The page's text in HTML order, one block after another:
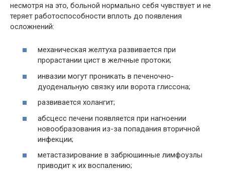
несмотря на это, больной нормально себя чувствует и не
теряет работоспособности вплоть до появления
осложнений:
механическая желтуха развивается при
прорастании цист в желчные протоки;
инвазии могут проникать в печеночно-
дуоденальную связку или ворота глиссона;
развивается холангит;
абсцесс печени появляется при нагноении
новообразования из-за попадания вторичной
инфекции;
метастазирование в забрюшинные лимфоузлы
приводит к их воспалению;